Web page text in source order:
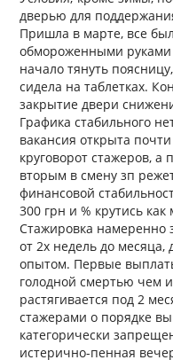
дверью для
Пришла в марте, все
обмороженными руками
начало тянуть
сидела на таблетках.
закрытие двери
Графика стабильного
вакансия открыта
круговорот стажеров, а
вторым в смену зп
финансовой
300 грн и % крутись
Стажировка намеренно
от 2х недель до
опытом. Первые
голодной смертью чем
растягивается под 2
стажерами о порядке
категорически
истерично-пенная